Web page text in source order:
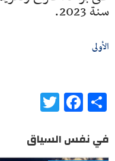
سنة 2023.
الأولى
Share
Facebook
في نفس السياق